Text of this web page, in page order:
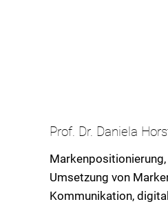
Prof. Dr. Daniela
Markenpositionierung,
Umsetzung von
Kommunikation,